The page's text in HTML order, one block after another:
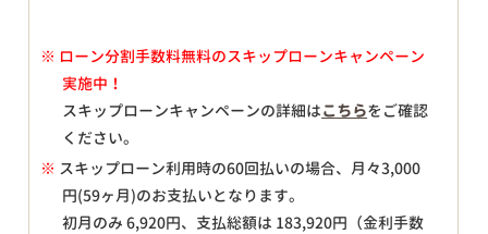
※ ローン分割手数料無料のスキップローンキャンペーン
実施中！
スキップローンキャンペーンの詳細はこちらをご確認
ください。
※ スキップローン利用時の60回払いの場合、月々3,000
円(59ヶ月)のお支払いとなります。
初月のみ6,920円、支払総額は 183,920円（金利手数